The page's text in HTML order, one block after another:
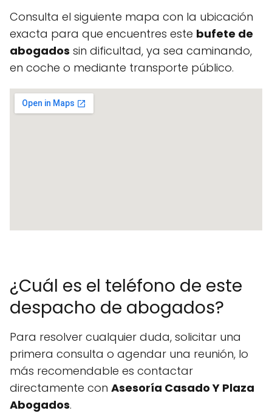
Consulta el siguiente mapa con la ubicación
exacta para que encuentres este bufete de
abogados sin dificultad, ya sea caminando,
en coche o mediante transporte público.
¿Cuál es el teléfono de este
despacho de abogados?
Para resolver cualquier duda, solicitar una
primera consulta o agendar una reunión, lo
más recomendable es contactar
directamente con Asesoría Casado Y Plaza
Abogados.